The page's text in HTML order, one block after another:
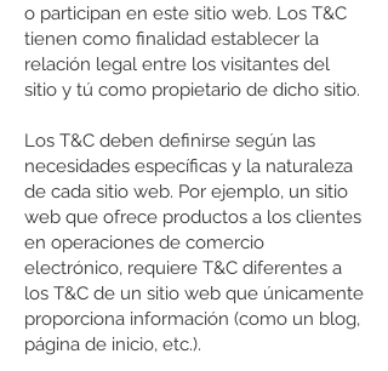
o participan en este sitio web. Los T&C
tienen como finalidad establecer la
relación legal entre los visitantes del
sitio y tú como propietario de dicho sitio.
Los T&C deben definirse según las
necesidades específicas y la naturaleza
de cada sitio web. Por ejemplo, un sitio
web que ofrece productos a los clientes
en operaciones de comercio
electrónico, requiere T&C diferentes a
los T&C de un sitio web que únicamente
proporciona información (como un blog,
página de inicio, etc.).